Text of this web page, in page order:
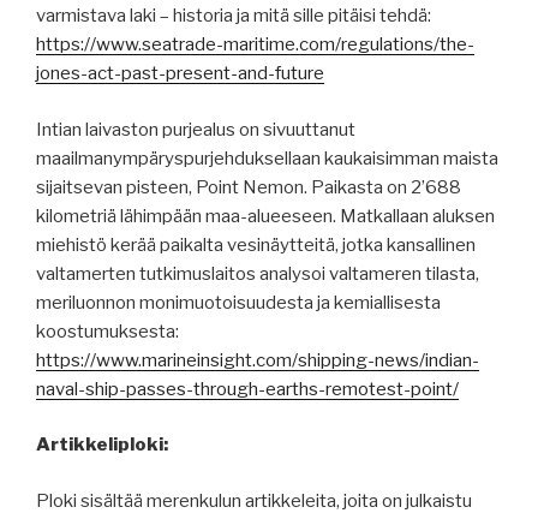
varmistava laki – historia ja mitä sille pitäisi tehdä:
https://www.seatrade-maritime.com/regulations/the-
jones-act-past-present-and-future
Intian laivaston purjealus on sivuuttanut
maailmanympäryspurjehduksellaan kaukaisimman maista
sijaitsevan pisteen, Point Nemon. Paikasta on 2’688
kilometriä lähimpään maa-alueeseen. Matkallaan aluksen
miehistö kerää paikalta vesinäytteitä, jotka kansallinen
valtamerten tutkimuslaitos analysoi valtameren tilasta,
meriluonnon monimuotoisuudesta ja kemiallisesta
koostumuksesta:
https://www.marineinsight.com/shipping-news/indian-
naval-ship-passes-through-earths-remotest-point/
Artikkeliploki:
Ploki sisältää merenkulun artikkeleita, joita on julkaistu